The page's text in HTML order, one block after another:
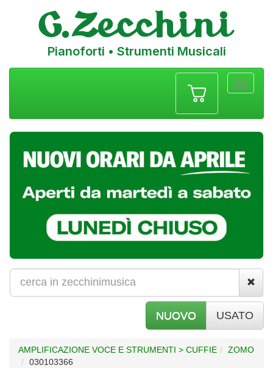
Pianoforti • Strumenti Musicali
NUOVO USATO
AMPLIFICAZIONE VOCE E STRUMENTI > CUFFIE
ZOMO
030103366